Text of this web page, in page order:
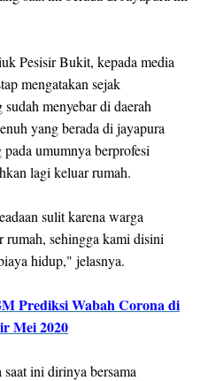
Pesisir Bukit, kepada media
mengatakan sejak
menyebar di daerah
yang berada di jayapura
umumnya berprofesi
lagi keluar rumah.
sulit karena warga
rumah, sehingga kami disini
hidup," jelasnya.
Prediksi Wabah Corona di
Mei 2020
ini dirinya bersama